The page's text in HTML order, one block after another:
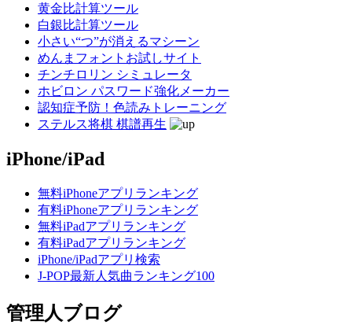
黄金比計算ツール
白銀比計算ツール
小さい“つ”が消えるマシーン
めんまフォントお試しサイト
チンチロリン シミュレータ
ホビロン パスワード強化メーカー
認知症予防！色読みトレーニング
ステルス将棋 棋譜再生
iPhone/iPad
無料iPhoneアプリランキング
有料iPhoneアプリランキング
無料iPadアプリランキング
有料iPadアプリランキング
iPhone/iPadアプリ検索
J-POP最新人気曲ランキング100
管理人ブログ